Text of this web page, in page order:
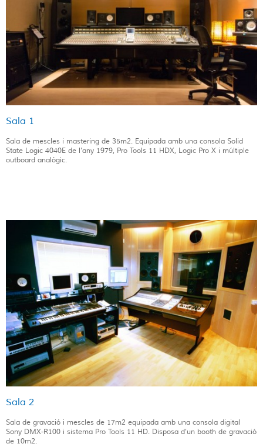
Sala 1
Sala de mescles i mastering de 35m2. Equipada amb una consola Solid
State Logic 4040E de l'any 1979, Pro Tools 11 HDX, Logic Pro X i múltiple
outboard analògic.
Sala 2
Sala de gravació i mescles de 17m2 equipada amb una consola digital
Sony DMX-R100 i sistema Pro Tools 11 HD. Disposa d'un booth de gravació
de 10m2.